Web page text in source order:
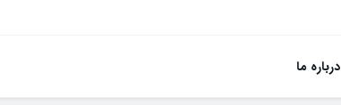
درباره ما